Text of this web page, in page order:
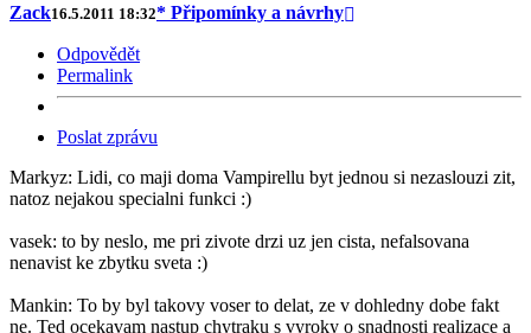
Zack16.5.2011 18:32* Připomínky a návrhy
Odpovědět
Permalink
Poslat zprávu
Markyz: Lidi, co maji doma Vampirellu byt jednou si nezaslouzi zit,
natoz nejakou specialni funkci :)
vasek: to by neslo, me pri zivote drzi uz jen cista, nefalsovana
nenavist ke zbytku sveta :)
Mankin: To by byl takovy voser to delat, ze v dohledny dobe fakt
ne. Ted ocekavam nastup chytraku s vyroky o snadnosti realizace a